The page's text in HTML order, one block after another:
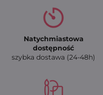
Natychmiastowa
dostępność
szybka dostawa (24-48h)